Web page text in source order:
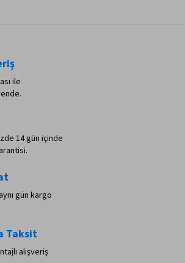
ile
14 gün içinde
gün kargo
Taksit
alışveriş